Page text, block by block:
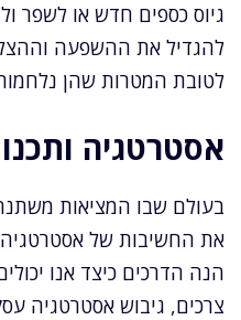
גיוס כספים חדש או לשפר
להגדיל את ההשפעה
לטובת המטרות שהן
אסטרטגיה
בעולם שבו המציאות
את החשיבות של אסטרטגיה
הנה הדרכים כיצד אנו
צרכים, גיבוש אסטרטגיה